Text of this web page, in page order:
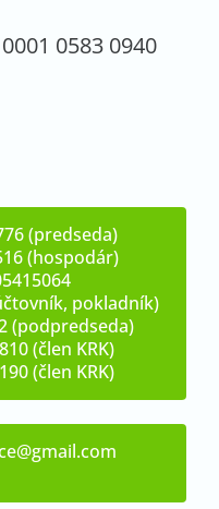
0583 0940
(predseda)
(hospodár)
pokladník)
(podpredseda)
(člen KRK)
(člen KRK)
il.com